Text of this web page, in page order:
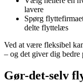
lavere
Spørg
delte flyttelæs
Ved at være fleksibel
– og det giver dig bedre
Gør-det-selv